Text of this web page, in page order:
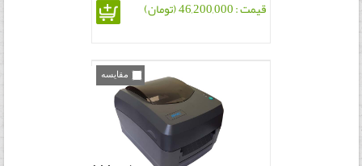
قیمت : 46,200,000 (تومان)
مقایسه